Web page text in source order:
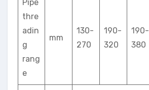
Pipe
thre
adin
g
rang
e
mm
130-
270
190-
320
190-
380